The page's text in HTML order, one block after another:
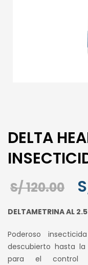
DELTA
S/120.00
El
DELTAMETRINA AL
Poderoso
descubierto hasta
para el control